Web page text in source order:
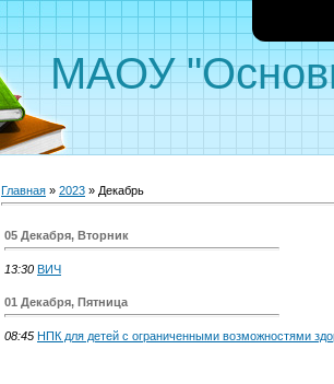
МАОУ
Главная » 2023 » Декабрь
05 Декабря, Вторник
13:30 ВИЧ
01 Декабря, Пятница
08:45 НПК для детей с ограниченными возможностями